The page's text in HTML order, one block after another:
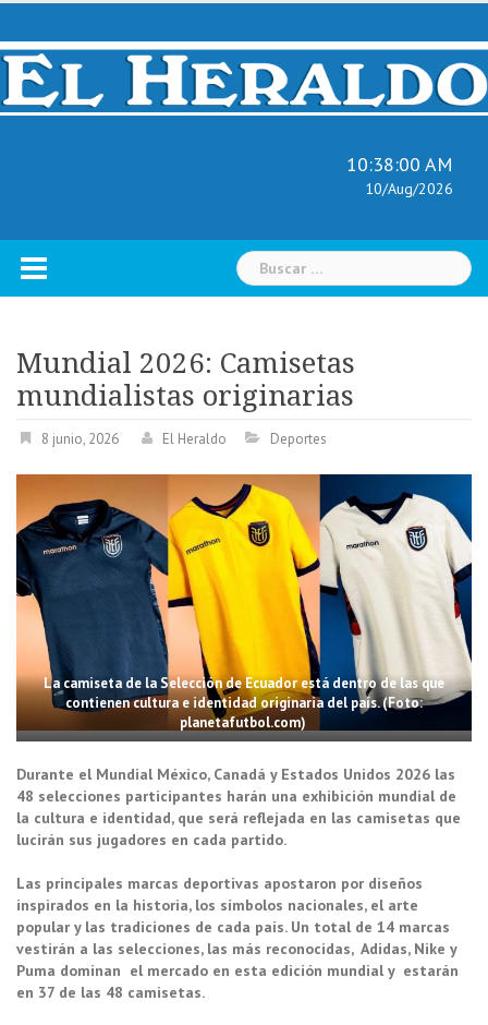
Skip
content
10:38:01 AM
10/Aug/2026
Buscar:
Mundial 2026: Camisetas
mundialistas originarias
8 junio, 2026 El Heraldo Deportes
La camiseta de la Selección de Ecuador está dentro de las que
contienen cultura e identidad originaria del país. (Foto:
planetafutbol.com)
Durante el Mundial México, Canadá y Estados Unidos 2026 las
48 selecciones participantes harán una exhibición mundial de
la cultura e identidad, que será reflejada en las camisetas que
lucirán sus jugadores en cada partido.
Las principales marcas deportivas apostaron por diseños
inspirados en la historia, los símbolos nacionales, el arte
popular y las tradiciones de cada país. Un total de 14 marcas
vestirán a las selecciones, las más reconocidas, Adidas, Nike y
Puma dominan el mercado en esta edición mundial y estarán
en 37 de las 48 camisetas.